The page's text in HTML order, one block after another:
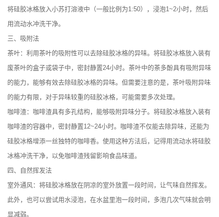
将硅胶冰格放入小苏打溶液中（一般比例为1:50），浸泡1~2小时，然后
用流动水冲洗干净。
三、吸附法
茶叶：利用茶叶的吸附性可以去除硅胶冰格的异味。将硅胶冰格放入装有
废茶叶的盒子或袋子中，密封静置24小时。茶叶中的茶多酚具有吸附异味
的能力，能够有效去除硅胶冰格的异味。但需要注意的是，茶叶吸附异味
的能力有限，对于异味较重的硅胶冰格，可能需要多次处理。
咖啡渣：咖啡渣具有多孔结构，能够吸附异味分子。将硅胶冰格放入装有
咖啡渣的容器中，密封静置12~24小时。咖啡渣不仅能去除异味，还能为
硅胶冰格增添一丝独特的咖啡香。使用这种方法后，记得用流动水将硅胶
冰格冲洗干净，以免咖啡渣残留影响食品味道。
四、自然挥发法
室外通风：将硅胶冰格放在阴凉的室外放置一段时间，让气味自然挥发。
此外，也可以尝试用水浸泡，在水盆里泡一段时间，多泡几次气味就会明
显减弱。